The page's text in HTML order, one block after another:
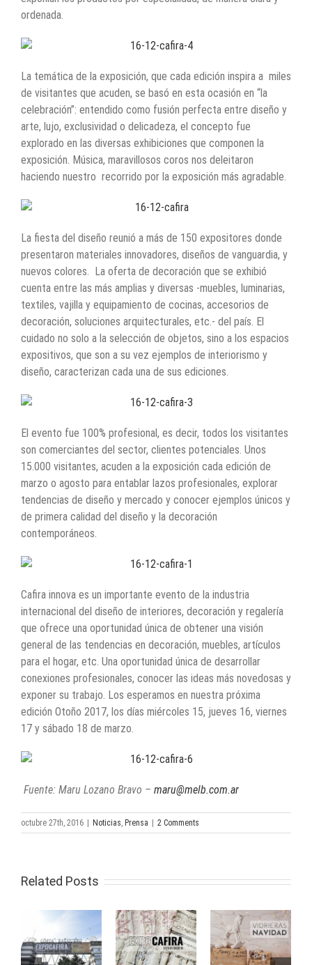
ordenada.
La temática de la exposición, que cada edición inspira a miles
de visitantes que acuden, se basó en esta ocasión en “la
celebración”: entendido como fusión perfecta entre diseño y
arte, lujo, exclusividad o delicadeza, el concepto fue
explorado en las diversas exhibiciones que componen la
exposición. Música, maravillosos coros nos deleitaron
haciendo nuestro recorrido por la exposición más agradable.
La fiesta del diseño reunió a más de 150 expositores donde
presentaron materiales innovadores, diseños de vanguardia, y
nuevos colores. La oferta de decoración que se exhibió
cuenta entre las más amplias y diversas -muebles, luminarias,
textiles, vajilla y equipamiento de cocinas, accesorios de
decoración, soluciones arquitecturales, etc.- del país. El
cuidado no solo a la selección de objetos, sino a los espacios
expositivos, que son a su vez ejemplos de interiorismo y
diseño, caracterizan cada una de sus ediciones.
El evento fue 100% profesional, es decir, todos los visitantes
son comerciantes del sector, clientes potenciales. Unos
15.000 visitantes, acuden a la exposición cada edición de
marzo o agosto para entablar lazos profesionales, explorar
tendencias de diseño y mercado y conocer ejemplos únicos y
de primera calidad del diseño y la decoración
contemporáneos.
Cafira innova es un importante evento de la industria
internacional del diseño de interiores, decoración y regalería
que ofrece una oportunidad única de obtener una visión
general de las tendencias en decoración, muebles, artículos
para el hogar, etc. Una oportunidad única de desarrollar
conexiones profesionales, conocer las ideas más novedosas y
exponer su trabajo. Los esperamos en nuestra próxima
edición Otoño 2017, los días miércoles 15, jueves 16, viernes
17 y sábado 18 de marzo.
Fuente: Maru Lozano Bravo – maru@melb.com.ar
octubre 27th, 2016 Noticias, Prensa 2 Comments
Related Posts